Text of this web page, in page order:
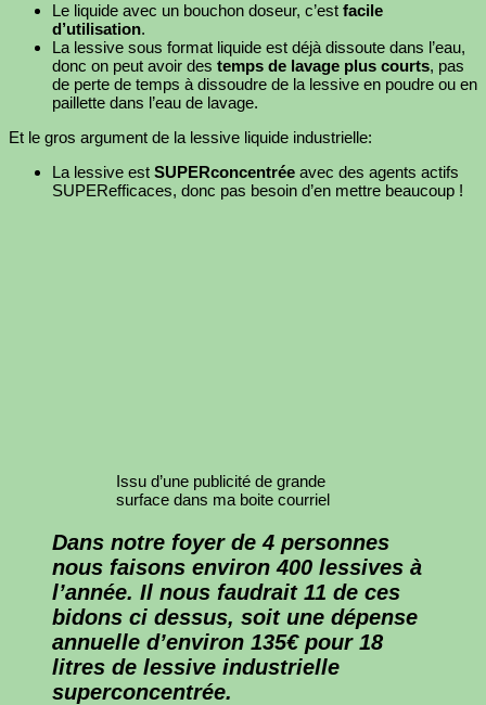
Le liquide avec un bouchon doseur, c’est facile
d’utilisation.
La lessive sous format liquide est déjà dissoute dans l’eau,
donc on peut avoir des temps de lavage plus courts, pas
de perte de temps à dissoudre de la lessive en poudre ou en
paillette dans l’eau de lavage.
Et le gros argument de la lessive liquide industrielle:
La lessive est SUPERconcentrée avec des agents actifs
SUPERefficaces, donc pas besoin d’en mettre beaucoup !
Issu d’une publicité de grande
surface dans ma boite courriel
Dans notre foyer de4 personnes
nous faisons environ400 lessives à
l’année. Il nous faudrait 11 de ces
bidons ci dessus, soit une dépense
annuelle d’environ 135€ pour 18
litres de lessive industrielle
superconcentrée.